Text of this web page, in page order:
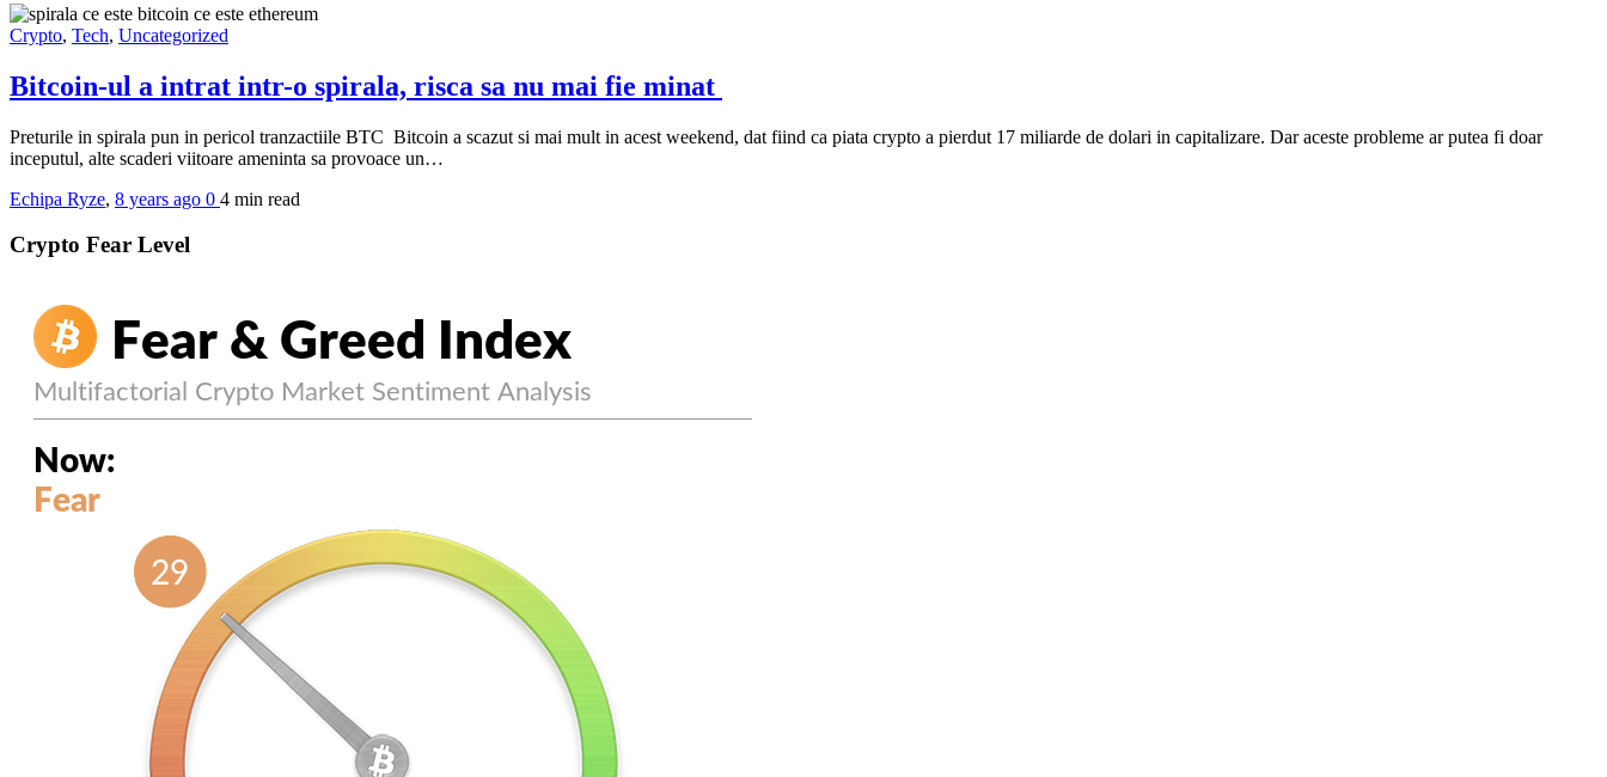
Crypto, Tech, Uncategorized
Bitcoin-ul a intrat intr-o spirala, risca sa nu mai fie minat
Preturile in spirala pun in pericol tranzactiile BTC Bitcoin a scazut si mai mult in acest weekend, dat fiind ca piata crypto a pierdut 17 miliarde de dolari in capitalizare. Dar aceste probleme ar putea fi doar
inceputul, alte scaderi viitoare ameninta sa provoace un…
Echipa Ryze, 8 years ago 0 4 min read
Crypto Fear Level